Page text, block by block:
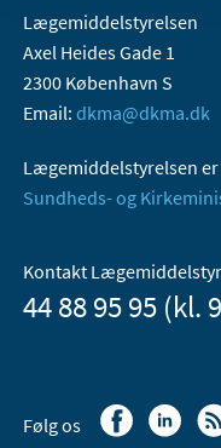
Lægemiddelstyrelsen
Axel Heides Gade 1
2300 København S
Email: dkma@dkma.dk
Lægemiddelstyrelsen er
Sundheds- og
Kontakt
44 88 95 95 (kl.
Følg os